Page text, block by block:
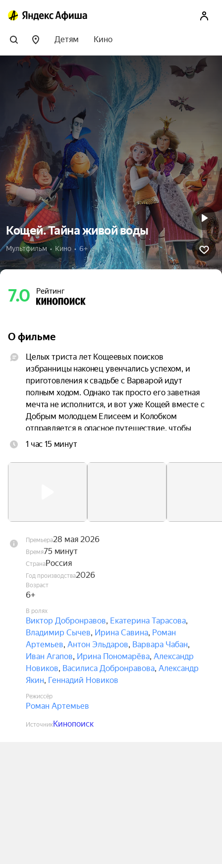
Детям Кино
Кощей. Тайна живой воды
Мультфильм  •  Кино  •  6+
7.0 Рейтинг
О фильме
Целых триста лет Кощеевых поисков
избранницы наконец увенчались успехом, и
приготовления к свадьбе с Варварой идут
полным ходом. Однако так просто его заветная
мечта не исполнится, и вот уже Кощей вместе с
Добрым молодцем Елисеем и Колобком
отправляется в опасное путешествие, чтобы
спасти любимую.
1 час 15 минут
Премьера28 мая 2026
Время75 минут
СтранаРоссия
Год производства2026
Возраст
6+
В ролях
Виктор Добронравов, Екатерина Тарасова,
Владимир Сычев, Ирина Савина, Роман
Артемьев, Антон Эльдаров, Варвара Чабан,
Иван Агапов, Ирина Пономарёва, Александр
Новиков, Василиса Добронравова, Александр
Якин, Геннадий Новиков
Режиссёр
Роман Артемьев
ИсточникКинопоиск